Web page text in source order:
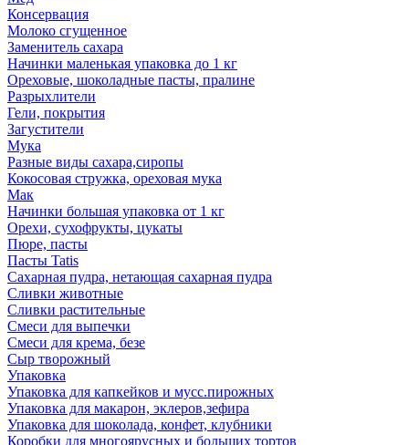
Консервация
Молоко сгущенное
Заменитель сахара
Начинки маленькая упаковка до 1 кг
Ореховые, шоколадные пасты, пралине
Разрыхлители
Гели, покрытия
Загустители
Мука
Разные виды сахара,сиропы
Кокосовая стружка, ореховая мука
Мак
Начинки большая упаковка от 1 кг
Орехи, сухофрукты, цукаты
Пюре, пасты
Пасты Tatis
Сахарная пудра, нетающая сахарная пудра
Сливки животные
Сливки растительные
Смеси для выпечки
Смеси для крема, безе
Сыр творожный
Упаковка
Упаковка для капкейков и мусс.пирожных
Упаковка для макарон, эклеров,зефира
Упаковка для шоколада, конфет, клубники
Коробки для многоярусных и больших тортов